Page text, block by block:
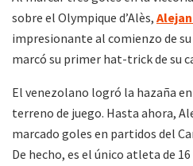
sobre el Olympique d’Alès,
impresionante al comienzo de
marcó su primer hat-trick de su
El venezolano logró la hazaña
terreno de juego. Hasta ahora,
marcado goles en partidos del
De hecho, es el único atleta de